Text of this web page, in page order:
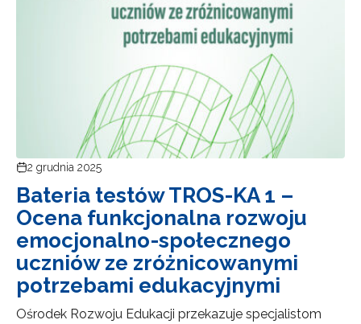
2 grudnia 2025
Bateria testów TROS-KA 1 –
Ocena funkcjonalna rozwoju
emocjonalno-społecznego
uczniów ze zróżnicowanymi
potrzebami edukacyjnymi
Ośrodek Rozwoju Edukacji przekazuje specjalistom